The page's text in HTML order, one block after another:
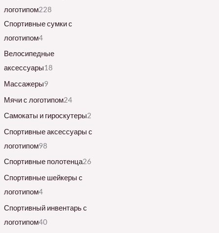
логотипом228
Спортивные сумки с
логотипом4
Велосипедные
аксессуары18
Массажеры9
Мячи с логотипом24
Самокаты и гироскутеры2
Спортивные аксессуары с
логотипом98
Спортивные полотенца26
Спортивные шейкеры с
логотипом4
Спортивный инвентарь с
логотипом40